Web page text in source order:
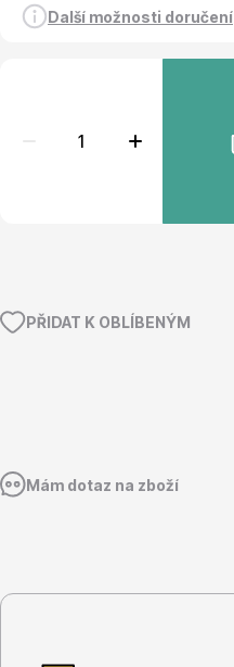
Další možnosti doručení
PŘIDAT K OBLÍBENÝM
Mám dotaz na zboží